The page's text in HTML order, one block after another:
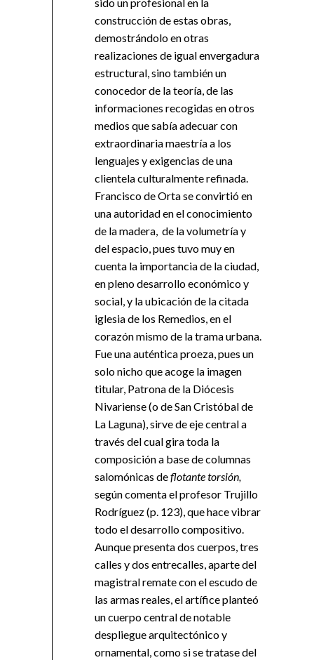
sido un profesional en la
construcción de estas obras,
demostrándolo en otras
realizaciones de igual envergadura
estructural, sino también un
conocedor de la teoría, de las
informaciones recogidas en otros
medios que sabía adecuar con
extraordinaria maestría a los
lenguajes y exigencias de una
clientela culturalmente refinada.
Francisco de Orta se convirtió en
una autoridad en el conocimiento
de la madera, de la volumetría y
del espacio, pues tuvo muy en
cuenta la importancia de la ciudad,
en pleno desarrollo económico y
social, y la ubicación de la citada
iglesia de los Remedios, en el
corazón mismo de la trama urbana.
Fue una auténtica proeza, pues un
solo nicho que acoge la imagen
titular, Patrona de la Diócesis
Nivariense (o de San Cristóbal de
La Laguna), sirve de eje central a
través del cual gira toda la
composición a base de columnas
salomónicas deflotante torsión,
según comenta el profesor Trujillo
Rodríguez (p. 123), que hace vibrar
todo el desarrollo compositivo.
Aunque presenta dos cuerpos, tres
calles y dos entrecalles, aparte del
magistral remate con el escudo de
las armas reales, el artífice planteó
un cuerpo central de notable
despliegue arquitectónico y
ornamental, como si se tratase del